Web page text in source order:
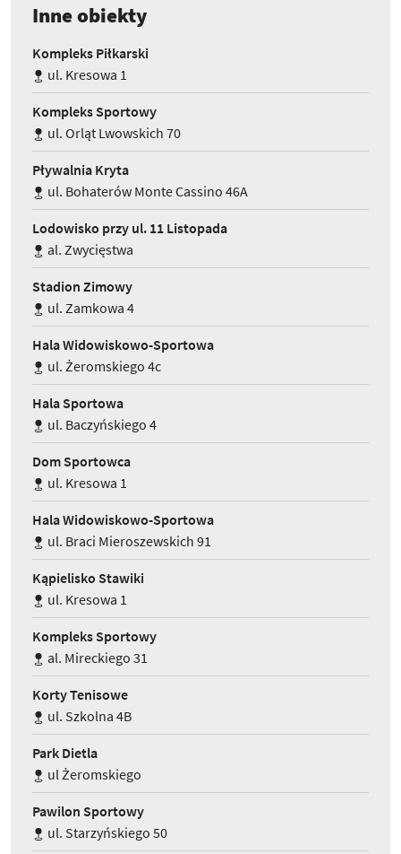
Inne obiekty
Kompleks Piłkarski
ul. Kresowa 1
Kompleks Sportowy
ul. Orląt Lwowskich 70
Pływalnia Kryta
ul. Bohaterów Monte Cassino 46A
Lodowisko przy ul. 11 Listopada
al. Zwycięstwa
Stadion Zimowy
ul. Zamkowa 4
Hala Widowiskowo-Sportowa
ul. Żeromskiego 4c
Hala Sportowa
ul. Baczyńskiego 4
Dom Sportowca
ul. Kresowa 1
Hala Widowiskowo-Sportowa
ul. Braci Mieroszewskich 91
Kąpielisko Stawiki
ul. Kresowa 1
Kompleks Sportowy
al. Mireckiego 31
Korty Tenisowe
ul. Szkolna 4B
Park Dietla
ul Żeromskiego
Pawilon Sportowy
ul. Starzyńskiego 50